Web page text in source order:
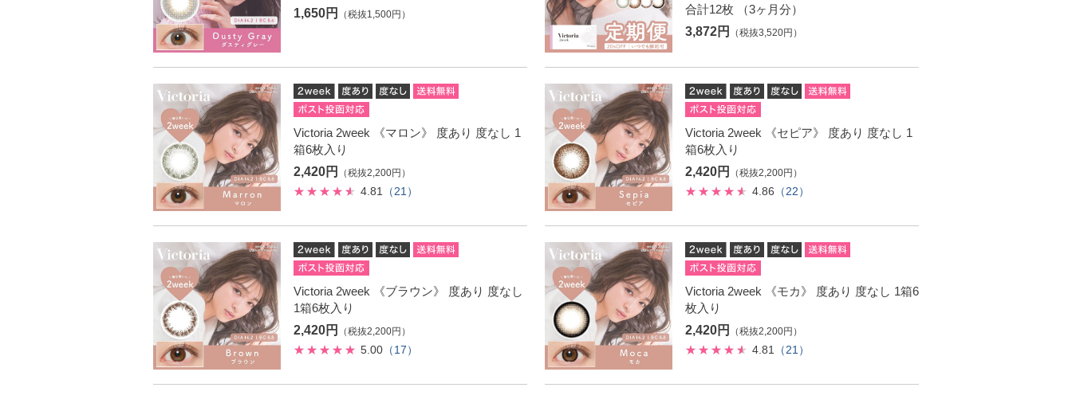
1,650円
（税抜1,500円）
合計12枚 （3ヶ月分）
3,872円
（税抜3,520円）
Victoria 2week 《マロン》 度あり 度なし 1
箱6枚入り
2,420円
（税抜2,200円）
4.81 （21）
Victoria 2week 《セピア》 度あり 度なし 1
箱6枚入り
2,420円
（税抜2,200円）
4.86 （22）
Victoria 2week 《ブラウン》 度あり 度なし
1箱6枚入り
2,420円
（税抜2,200円）
5.00 （17）
Victoria 2week 《モカ》 度あり 度なし 1箱6
枚入り
2,420円
（税抜2,200円）
4.81 （21）